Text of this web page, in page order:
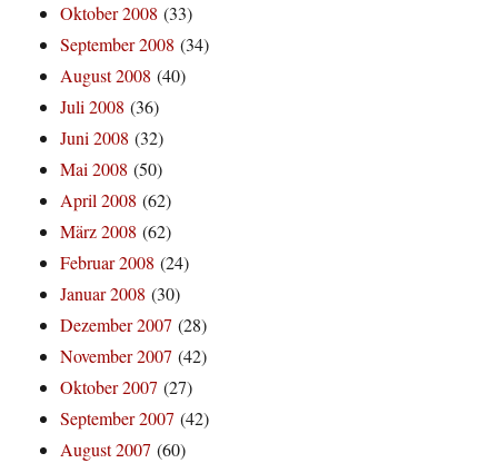
Oktober 2008 (33)
September 2008 (34)
August 2008 (40)
Juli 2008 (36)
Juni 2008 (32)
Mai 2008 (50)
April 2008 (62)
März 2008 (62)
Februar 2008 (24)
Januar 2008 (30)
Dezember 2007 (28)
November 2007 (42)
Oktober 2007 (27)
September 2007 (42)
August 2007 (60)